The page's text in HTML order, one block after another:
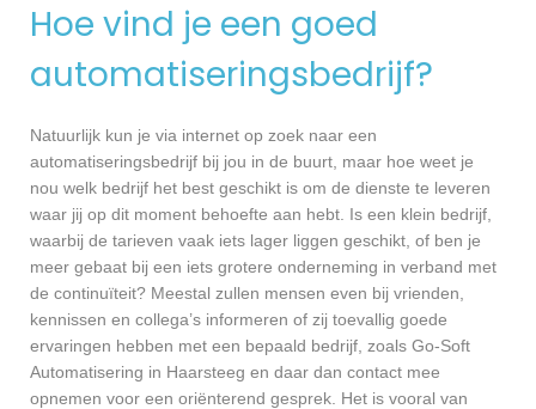
Hoe vind je een goed
automatiseringsbedrijf?
Natuurlijk kun je via internet op zoek naar een
automatiseringsbedrijf bij jou in de buurt, maar hoe weet je
nou welk bedrijf het best geschikt is om de dienste te leveren
waar jij op dit moment behoefte aan hebt. Is een klein bedrijf,
waarbij de tarieven vaak iets lager liggen geschikt, of ben je
meer gebaat bij een iets grotere onderneming in verband met
de continuïteit? Meestal zullen mensen even bij vrienden,
kennissen en collega’s informeren of zij toevallig goede
ervaringen hebben met een bepaald bedrijf, zoals Go-Soft
Automatisering in Haarsteeg en daar dan contact mee
opnemen voor een oriënterend gesprek. Het is vooral van